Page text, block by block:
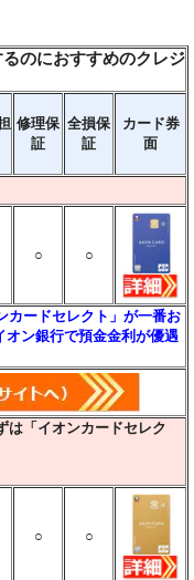
のにおすすめのクレジ
修理保
証
全損保
証
カード券
面
○ ○
カードセレクト」が一番お
オン銀行で預金金利が優遇
「イオンカードセレク
○ ○